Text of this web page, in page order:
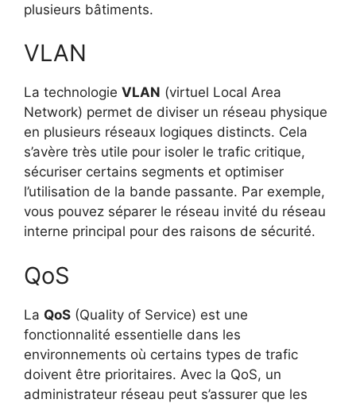
plusieurs bâtiments.
VLAN
La technologie VLAN (virtuel Local Area
Network) permet de diviser un réseau physique
en plusieurs réseaux logiques distincts. Cela
s’avère très utile pour isoler le trafic critique,
sécuriser certains segments et optimiser
l’utilisation de la bande passante. Par exemple,
vous pouvez séparer le réseau invité du réseau
interne principal pour des raisons de sécurité.
QoS
La QoS (Quality of Service) est une
fonctionnalité essentielle dans les
environnements où certains types de trafic
doivent être prioritaires. Avec la QoS, un
administrateur réseau peut s’assurer que les